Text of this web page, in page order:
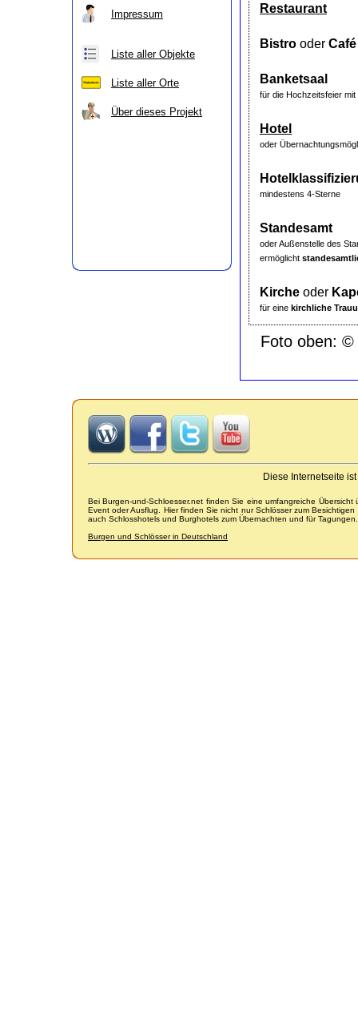
Impressum
Liste aller Objekte
Liste aller Orte
Über dieses Projekt
Restaurant
Bistro oder Café
Banketsaal
für die Hochzeitsfeier
Hotel
oder
mindestens 4-Sterne
Standesamt
oder Außenstelle des
ermöglicht
Kirche oder
für eine kirchliche
Foto oben: ©
Diese Internetseite
Bei Burgen-und-Schloesser.net finden Sie eine umfangreiche
Event oder Ausflug. Hier finden Sie nicht nur Schlösser zum
auch Schlosshotels und Burghotels zum Übernachten und für Tagungen.
Burgen und Schlösser in Deutschland